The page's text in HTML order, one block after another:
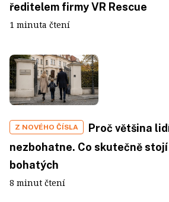
ředitelem firmy VR Rescue
1 minuta čtení
Z NOVÉHO ČÍSLA
Proč většina
nezbohatne. Co skutečně
bohatých
8 minut čtení